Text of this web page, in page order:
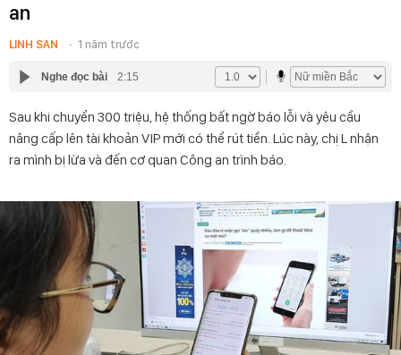
an
LINH SAN 1 năm trước
Nghe đọc bài 2:15
Sau khi chuyển 300 triệu, hệ thống bất ngờ báo lỗi và yêu cầu
nâng cấp lên tài khoản VIP mới có thể rút tiền. Lúc này, chị L nhận
ra mình bị lừa và đến cơ quan Công an trình báo.